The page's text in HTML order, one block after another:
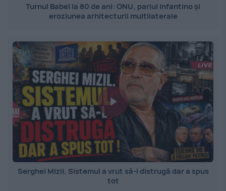
Turnul Babel la 80 de ani: ONU, pariul Infantino și
eroziunea arhitecturii multilaterale
Serghei Mizil. Sistemul a vrut să-l distrugă dar a spus
tot